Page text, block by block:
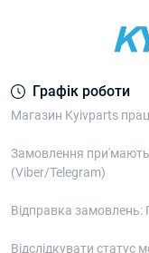
Графік роботи
Магазин Kyivparts
Замовлення
(Viber/Telegram)
Відправка
Відслідкувати статус